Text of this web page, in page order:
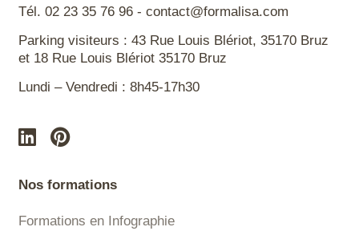
Tél. 02 23 35 76 96 - contact@formalisa.com
Parking visiteurs : 43 Rue Louis Blériot, 35170 Bruz
et 18 Rue Louis Blériot 35170 Bruz
Lundi – Vendredi : 8h45-17h30
Nos formations
Formations en Infographie